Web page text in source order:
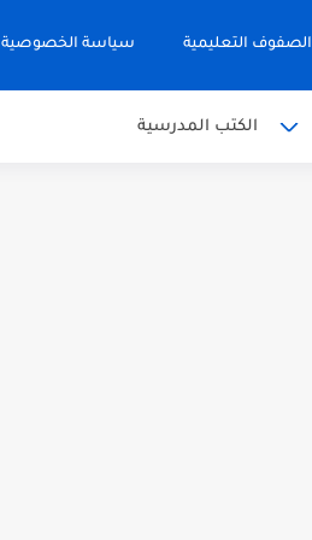
الصفوف التعليمية سياسة الخصوصية
الكتب المدرسية